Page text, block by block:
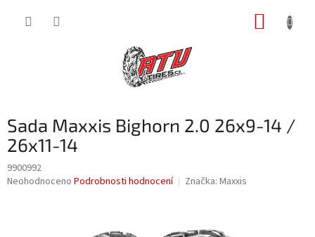
Sada Maxxis Bighorn 2.0 26x9-14 /
26x11-14
9900992
Průměrné
Neohodnoceno Podrobnosti hodnocení Značka: Maxxis